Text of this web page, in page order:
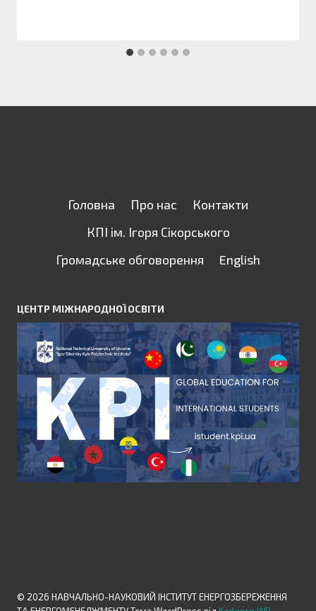
Головна Про нас
Контакти
КПІ ім. Ігоря Сікорського
Громадське обговорення
English
ЦЕНТР МІЖНАРОДНОЇ ОСВІТИ
© 2026 НАВЧАЛЬНО-НАУКОВИЙ ІНСТИТУТ ЕНЕРГОЗБЕРЕЖЕННЯ